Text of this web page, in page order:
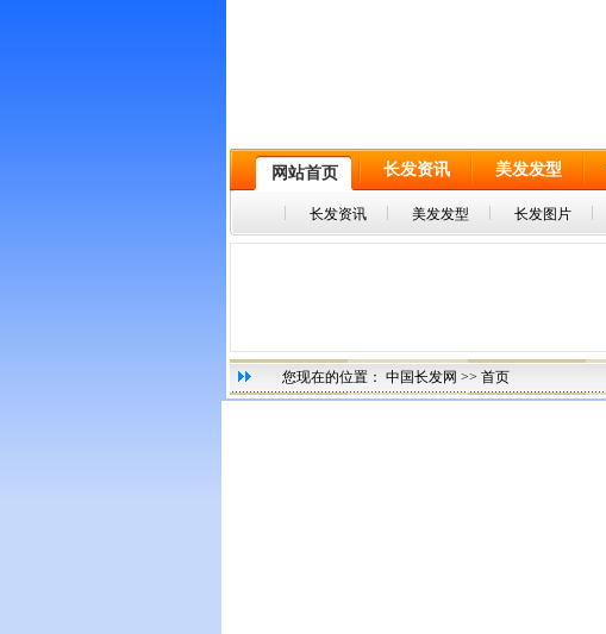
网站首页 长发资讯 美发发型
长发资讯 美发发型 长发图片
您现在的位置： 中国长发网 >> 首页